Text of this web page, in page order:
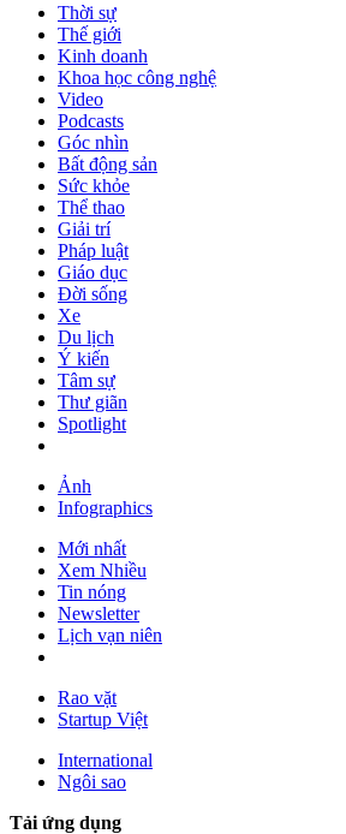
Thời sự
Thế giới
Kinh doanh
Khoa học công nghệ
Video
Podcasts
Góc nhìn
Bất động sản
Sức khỏe
Thể thao
Giải trí
Pháp luật
Giáo dục
Đời sống
Xe
Du lịch
Ý kiến
Tâm sự
Thư giãn
Spotlight
Ảnh
Infographics
Mới nhất
Xem Nhiều
Tin nóng
Newsletter
Lịch vạn niên
Rao vặt
Startup Việt
International
Ngôi sao
Tải ứng dụng